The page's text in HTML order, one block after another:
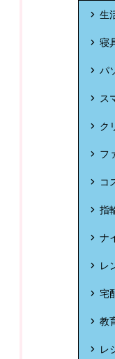
生
寝
パ
ス
ク
フ
コ
指
ナ
レ
宅
教
レ